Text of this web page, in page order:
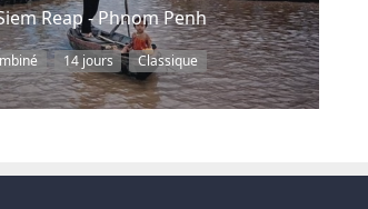
Reap - Phnom Penh
14 jours Classique